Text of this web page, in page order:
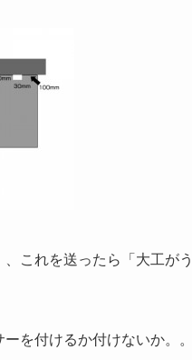
これを送ったら「大工が
を付けるか付けないか。